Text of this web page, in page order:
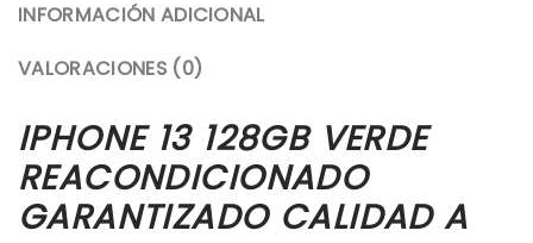
INFORMACIÓN ADICIONAL
VALORACIONES (0)
IPHONE 13 128GB VERDE
REACONDICIONADO
GARANTIZADO CALIDAD A